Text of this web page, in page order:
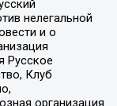
нелегальной
и о
Русское
Клуб
организация